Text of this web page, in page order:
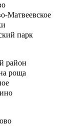
Матвеевское
парк
район
роща